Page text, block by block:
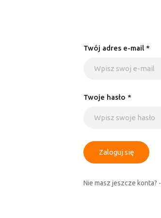
Twój adres e-mail *
Twoje hasło *
Zaloguj się
Nie masz jeszcze konta? -